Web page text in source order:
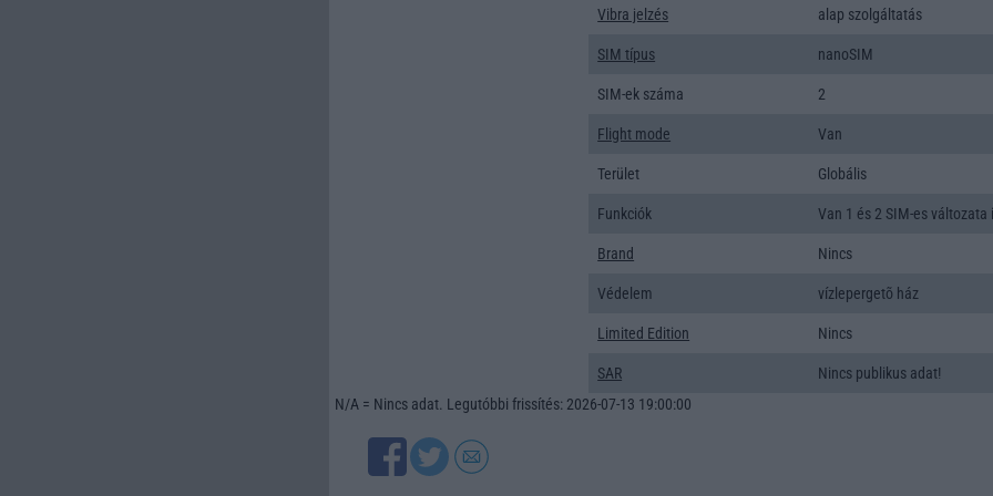
Vibra jelzés alap szolgáltatás
SIM típus nanoSIM
SIM-ek száma 2
Flight mode Van
Terület Globális
Funkciók Van 1 és 2 SIM-es változata
Brand Nincs
Védelem vízlepergetõ ház
Limited Edition Nincs
SAR
Nincs publikus adat!
N/A = Nincs adat. Legutóbbi frissítés: 2026-07-13 19:00:00